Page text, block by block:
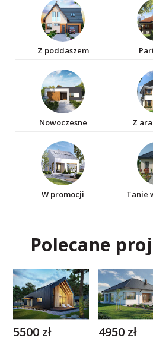
Z poddaszem
Nowoczesne Z
W promocji Tanie
Polecane
5500 zł 4950 zł